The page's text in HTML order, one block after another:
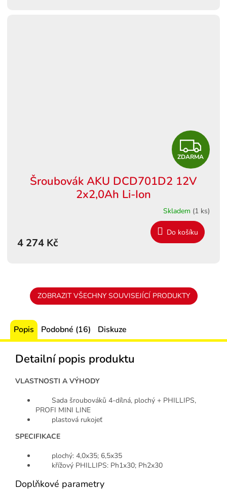
Z
D
R
M
ZDARMA
Šroubovák AKU DCD701D2 12V
2x2,0Ah Li-Ion
Skladem (1 ks)
4 274 Kč
Do košíku
ZOBRAZIT VŠECHNY SOUVISEJÍCÍ PRODUKTY
Popis Podobné (16) Diskuze
Detailní popis produktu
VLASTNOSTI A VÝHODY
Sada šroubováků 4-dílná, plochý + PHILLIPS,
PROFI MINI LINE
plastová rukojeť
SPECIFIKACE
plochý: 4,0x35; 6,5x35
křížový PHILLIPS: Ph1x30; Ph2x30
Doplňkové parametry